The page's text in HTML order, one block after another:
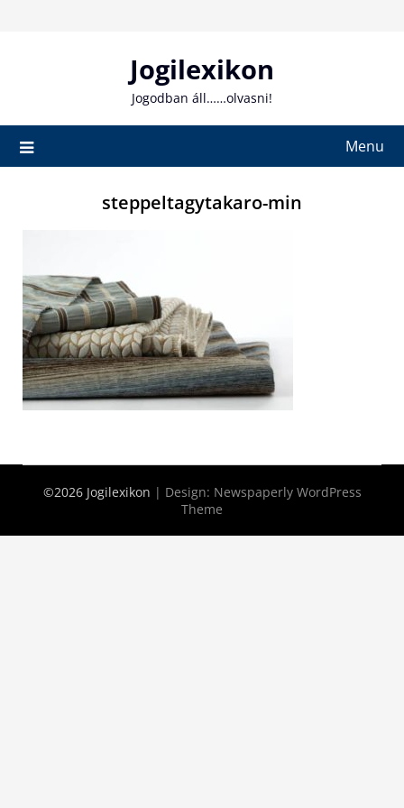
Jogilexikon
Jogodban áll……olvasni!
Menu
steppeltagytakaro-min
©2026 Jogilexikon | Design: Newspaperly WordPress
Theme